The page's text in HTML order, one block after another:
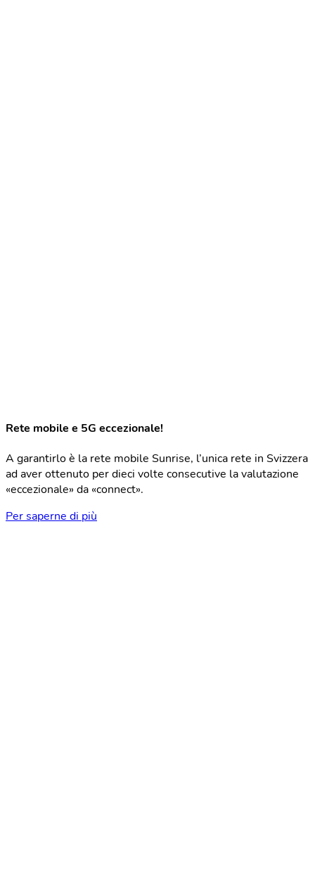
Rete mobile e 5G eccezionale!
A garantirlo è la rete mobile Sunrise, l’unica rete in Svizzera
ad aver ottenuto per dieci volte consecutive la valutazione
«eccezionale» da «connect».
Per saperne di più